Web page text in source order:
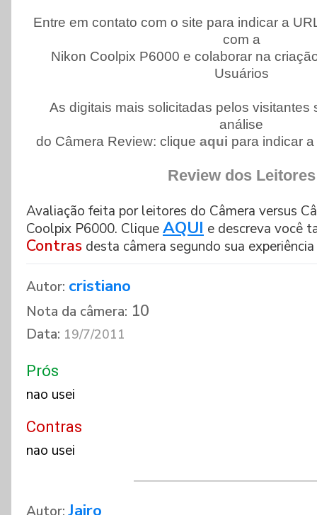
Entre em contato com o site para indicar a
com a
Nikon Coolpix P6000 e colaborar na
Usuários
As digitais mais solicitadas pelos visitantes
análise
do Câmera Review: clique aqui para indicar
Review dos Leitores